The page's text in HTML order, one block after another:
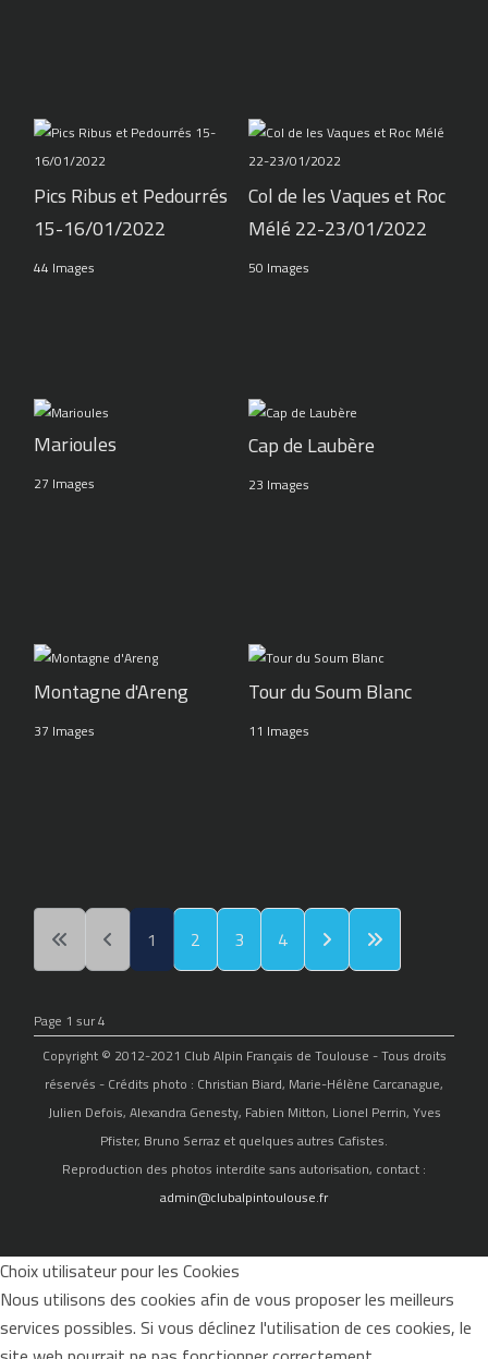
Pics Ribus et Pedourrés
15-16/01/2022
44 Images
Col de les Vaques et Roc
Mélé 22-23/01/2022
50 Images
Marioules
27 Images
Cap de Laubère
23 Images
Montagne d'Areng
37 Images
Tour du Soum Blanc
11 Images
1 2 3 4
Page 1 sur 4
Copyright © 2012-2021 Club Alpin Français de Toulouse - Tous droits
réservés - Crédits photo : Christian Biard, Marie-Hélène Carcanague,
Julien Defois, Alexandra Genesty, Fabien Mitton, Lionel Perrin, Yves
Pfister, Bruno Serraz et quelques autres Cafistes.
Reproduction des photos interdite sans autorisation, contact :
admin@clubalpintoulouse.fr
Choix utilisateur pour les Cookies
Nous utilisons des cookies afin de vous proposer les meilleurs
services possibles. Si vous déclinez l'utilisation de ces cookies, le